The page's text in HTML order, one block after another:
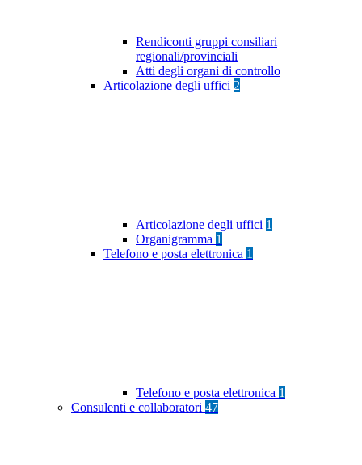
Rendiconti gruppi consiliari
regionali/provinciali
Atti degli organi di controllo
Articolazione degli uffici 2
Articolazione degli uffici 1
Organigramma 1
Telefono e posta elettronica 1
Telefono e posta elettronica 1
Consulenti e collaboratori 47